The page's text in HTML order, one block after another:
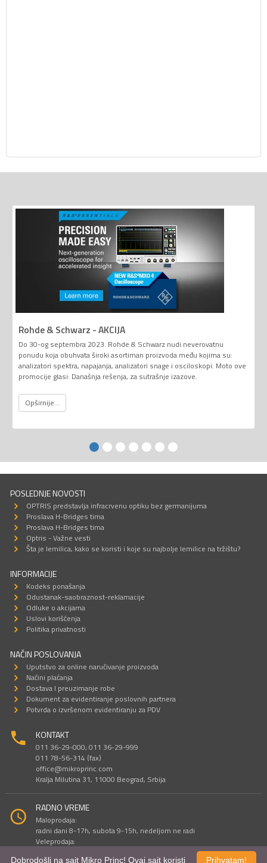
Rohde & Schwarz - AKCIJA
Do 30-og septembra 2023. Rohde & Schwarz nudi neverovatnu
ponudu koja obuhvata široki asortiman proizvoda među kojima su:
analizatori spektra, napajanja, analizatori snage i osciloskopi. Moto ove
promocije glasi: Današnja rešenja, za sutrašnje izazove.
Opširnije...
POSLEDNJE NOVOSTI
OPTRIS predstavlja infracrvenu optiku bez germanijuma
Proslava H-Bridges tima
Proslava H-Bridges tima
Optris - Važne vesti
Šta je lemilica, kako se koristi i koje su najbolje lemilice na tržištu?
INFORMACIJE
Kodeks ponašanja
Odustanak-saobraznost-reklamacije
Odluke o akcijama
Uslovi korišćenja
Politika privatnosti
NAČIN POSLOVANJA
Uputstvo za online naručivanje proizvoda
Načini plaćanja
Dostava I preuzimanje robe
Dokument za evidentiranje poslovnih partnera
Potvrda o izvršenom evidentiranju za PDV
KONTAKT
011 36-29-000; 011 36-29-999
011 78-56-314 (fax)
office@mikroprinc.com
Kralja Milutina 31, 11000 Beograd, Srbija
RADNO VREME
Maloprodaja:
radni dani 8-17h, subota 9-15h, nedeljom ne radi
Veleprodaja:
Prihvatam!
Dobrodošli na sajt Mikro Princ! Ovaj sajt koristi